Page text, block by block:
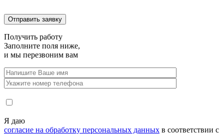
Получить работу
Заполните поля ниже,
и мы перезвоним вам
Я даю
согласие на обработку персональных данных в соответствии с